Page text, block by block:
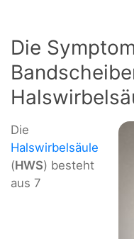
Die
Die
Halswirbelsäule
(HWS) besteht
aus 7